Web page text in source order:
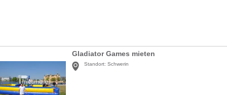
Gladiator Games mieten
Standort: Schwerin